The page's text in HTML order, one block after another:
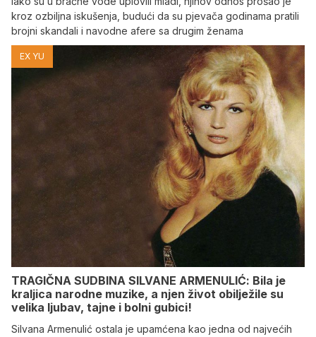
kroz ozbiljna iskušenja, budući da su pjevača godinama pratili
brojni skandali i navodne afere sa drugim ženama
EX YU
TRAGIČNA SUDBINA SILVANE ARMENULIĆ: Bila je
kraljica narodne muzike, a njen život obilježile su
velika ljubav, tajne i bolni gubici!
Silvana Armenulić ostala je upamćena kao jedna od najvećih